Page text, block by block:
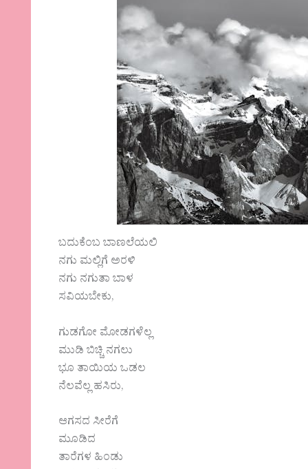
ಬದುಕೆಂಬ ಬಾಣಲೆಯಲಿ
ನಗು ಮಲ್ಲಿಗೆ ಅರಳಿ
ನಗು ನಗುತಾ ಬಾಳ
ಸವಿಯಬೇಕು,
ಗುಡಗೋ ಮೋಡಗಳೆಲ್ಲ
ಮುಡಿ ಬಿಚ್ಚಿ ನಗಲು
ಭೂ ತಾಯಿಯ ಒಡಲ
ನೆಲವೆಲ್ಲ ಹಸಿರು,
ಆಗಸದ ಸೀರೆಗೆ
ಮೂಡಿದ
ತಾರೆಗಳ ಹಿಂಡು